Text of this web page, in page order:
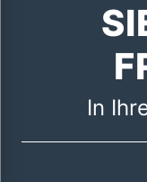
In